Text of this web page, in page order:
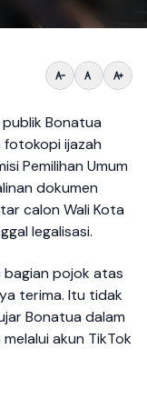
Bonatua
fotokopi ijazah
Pemilihan Umum
dokumen
calon Wali Kota
legalisasi.
bagian pojok atas
terima. Itu tidak
Bonatua dalam
akun TikTok